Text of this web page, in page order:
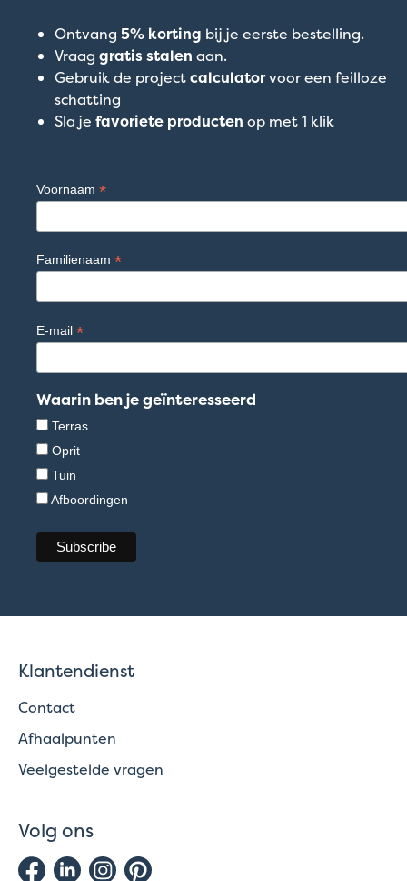
Ontvang 5% korting bij je eerste bestelling.
Vraag gratis stalen aan.
Gebruik de projectcalculatorvoor een feilloze
schatting
Sla je favoriete producten op met 1 klik
Voornaam *
Familienaam *
E-mail *
Waarin ben je geïnteresseerd
Terras
Oprit
Tuin
Afboordingen
Klantendienst
Contact
Afhaalpunten
Veelgestelde vragen
Volg ons